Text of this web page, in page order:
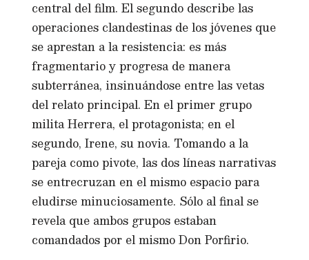
central del film. El segundo describe las
operaciones clandestinas de los jóvenes que
se aprestan a la resistencia: es más
fragmentario y progresa de manera
subterránea, insinuándose entre las vetas
del relato principal. En el primer grupo
milita Herrera, el protagonista; en el
segundo, Irene, su novia. Tomando a la
pareja como pivote, las dos líneas narrativas
se entrecruzan en el mismo espacio para
eludirse minuciosamente. Sólo al final se
revela que ambos grupos estaban
comandados por el mismo Don Porfirio.